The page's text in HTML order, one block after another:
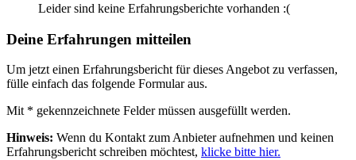
Leider sind keine Erfahrungsberichte vorhanden :(
Deine Erfahrungen mitteilen
Um jetzt einen Erfahrungsbericht für dieses Angebot zu verfassen,
fülle einfach das folgende Formular aus.
Mit * gekennzeichnete Felder müssen ausgefüllt werden.
Hinweis: Wenn du Kontakt zum Anbieter aufnehmen und keinen
Erfahrungsbericht schreiben möchtest, klicke bitte hier.